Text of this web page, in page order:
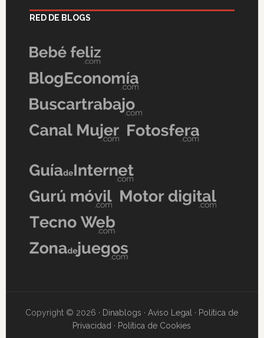
RED DE BLOGS
Copyright © 2026 · Dinablogs ·Aviso Legal · Política de
Privacidad · Política de Cookies